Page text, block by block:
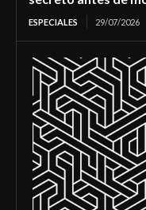
ESPECIALES 29/07/2026